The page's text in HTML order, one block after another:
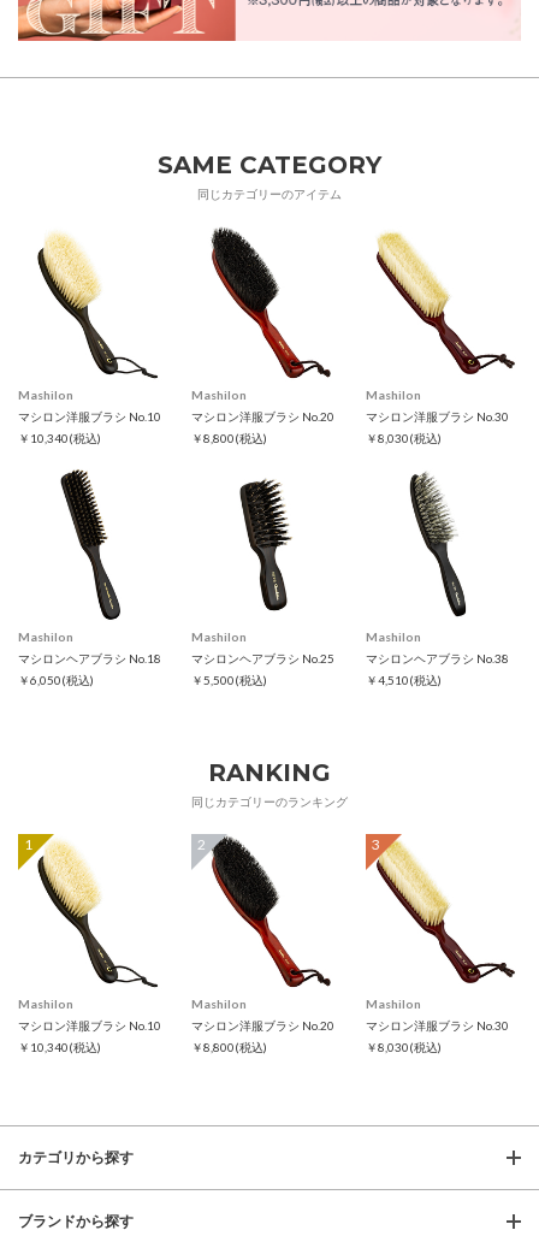
SAME CATEGORY
同じカテゴリーのアイテム
Mashilon
マシロン洋服ブラシ No.10
￥10,340(税込)
Mashilon
マシロン洋服ブラシ No.20
￥8,800(税込)
Mashilon
マシロン洋服ブラシ No.30
￥8,030(税込)
Mashilon
マシロンヘアブラシ No.18
￥6,050(税込)
Mashilon
マシロンヘアブラシ No.25
￥5,500(税込)
Mashilon
マシロンヘアブラシ No.38
￥4,510(税込)
RANKING
同じカテゴリーのランキング
1
Mashilon
マシロン洋服ブラシ No.10
￥10,340(税込)
2
Mashilon
マシロン洋服ブラシ No.20
￥8,800(税込)
3
Mashilon
マシロン洋服ブラシ No.30
￥8,030(税込)
カテゴリから探す
ブランドから探す